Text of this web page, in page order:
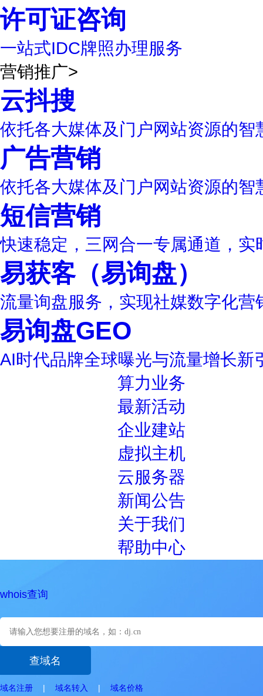
许可证咨询
一站式IDC牌照办理服务
营销推广>
云抖搜
依托各大媒体及门户网站资源的智
广告营销
依托各大媒体及门户网站资源的智
短信营销
快速稳定，三网合一专属通道，实
易获客（易询盘）
流量询盘服务，实现社媒数字化营
易询盘GEO
AI时代品牌全球曝光与流量增长新
算力业务
最新活动
企业建站
虚拟主机
云服务器
新闻公告
关于我们
帮助中心
whois查询
域名注册 | 域名转入 | 域名价格